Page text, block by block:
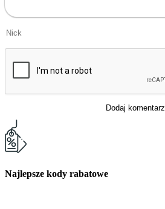
Dodaj komentarz
Najlepsze kody rabatowe